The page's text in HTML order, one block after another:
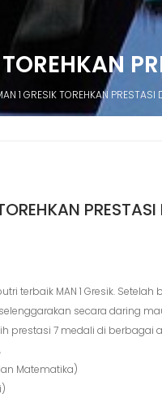
1 GRESIK TOREHKAN PRESTASI
terbaik MAN 1 Gresik.
secara daring
prestasi 7 medali di berbagai
Matematika)